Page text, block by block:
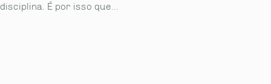
disciplina. É por isso que...